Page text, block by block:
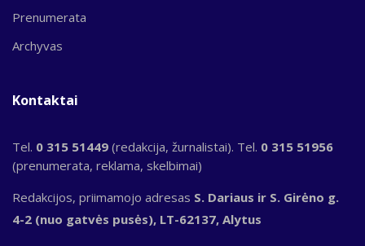
Prenumerata
Archyvas
Kontaktai
Tel. 0 315 51449 (redakcija, žurnalistai). Tel. 0 315 51956
(prenumerata, reklama, skelbimai)
Redakcijos, priimamojo adresas S. Dariaus ir S. Girėno g.
4-2 (nuo gatvės pusės), LT-62137, Alytus